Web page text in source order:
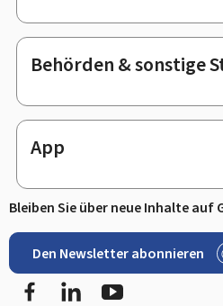
Behörden & sonstige
App
Bleiben Sie über neue Inhalte
Den Newsletter abonnieren
FacebookLinkedIn